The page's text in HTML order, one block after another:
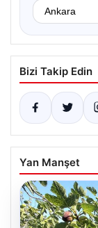
Bizi Takip Edin
Yan Manşet